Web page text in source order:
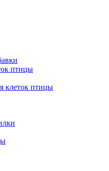
птицы
клеток птицы